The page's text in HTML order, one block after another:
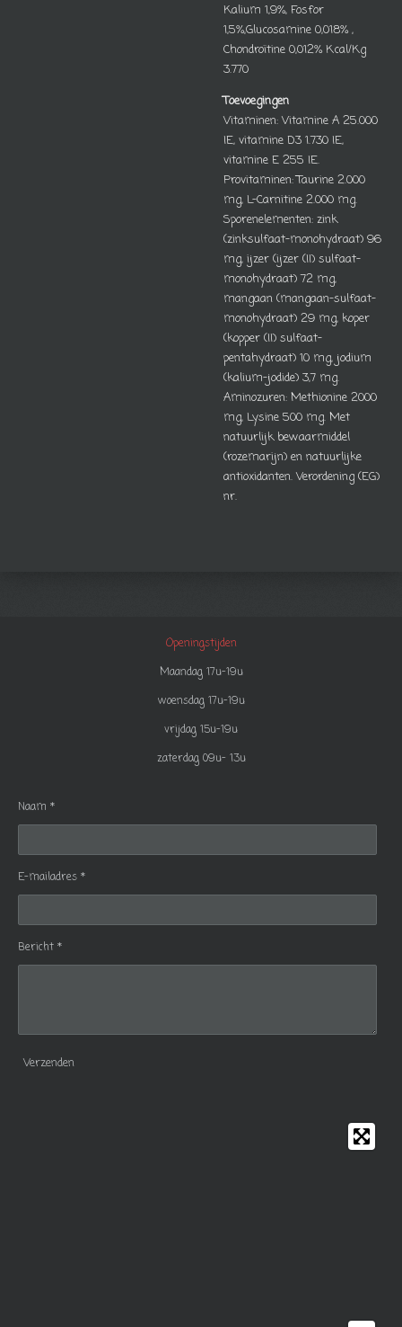
Kalium 1,9%, Fosfor
1,5%,Glucosamine 0,018% ,
Chondroïtine 0,012% Kcal/Kg
3.770
Toevoegingen
Vitaminen: Vitamine A 25.000
IE, vitamine D3 1.730 IE,
vitamine E 255 IE.
Provitaminen: Taurine 2.000
mg, L-Carnitine 2.000 mg.
Sporenelementen: zink
(zinksulfaat-monohydraat) 96
mg, ijzer (ijzer (II) sulfaat-
monohydraat) 72 mg,
mangaan (mangaan-sulfaat-
monohydraat) 29 mg, koper
(kopper (II) sulfaat-
pentahydraat) 10 mg, jodium
(kalium-jodide) 3,7 mg.
Aminozuren: Methionine 2000
mg, Lysine 500 mg. Met
natuurlijk bewaarmiddel
(rozemarijn) en natuurlijke
antioxidanten. Verordening (EG)
nr.
Openingstijden
Maandag 17u-19u
woensdag 17u-19u
vrijdag 15u-19u
zaterdag 09u- 13u
Naam *
E-mailadres *
Bericht *
Verzenden